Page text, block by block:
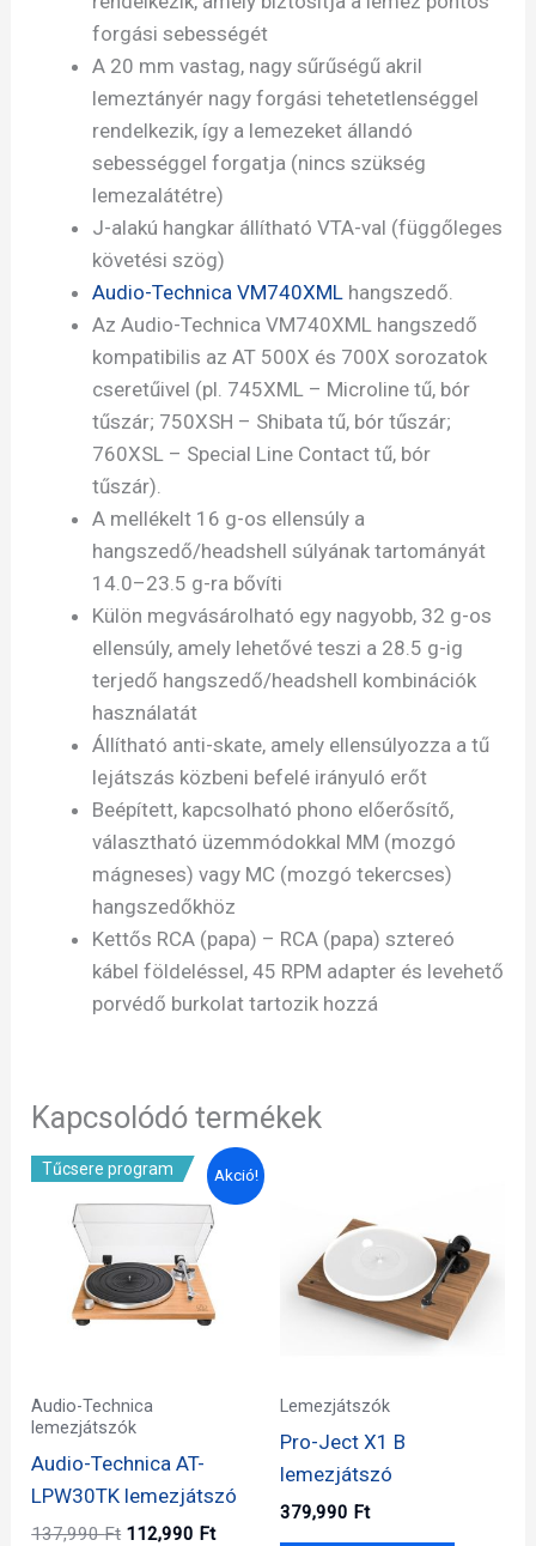
forgási sebességét
A 20 mm vastag, nagy sűrűségű akril
lemeztányér nagy forgási tehetetlenséggel
rendelkezik, így a lemezeket állandó
sebességgel forgatja (nincs szükség
lemezalátétre)
J-alakú hangkar állítható VTA-val (függőleges
követési szög)
Audio-Technica VM740XML hangszedő.
Az Audio-Technica VM740XML hangszedő
kompatibilis az AT 500X és 700X sorozatok
cseretűivel (pl. 745XML – Microline tű, bór
tűszár; 750XSH – Shibata tű, bór tűszár;
760XSL – Special Line Contact tű, bór
tűszár).
A mellékelt 16 g-os ellensúly a
hangszedő/headshell súlyának tartományát
14.0–23.5 g-ra bővíti
Külön megvásárolható egy nagyobb, 32 g-os
ellensúly, amely lehetővé teszi a 28.5 g-ig
terjedő hangszedő/headshell kombinációk
használatát
Állítható anti-skate, amely ellensúlyozza a tű
lejátszás közbeni befelé irányuló erőt
Beépített, kapcsolható phono előerősítő,
választható üzemmódokkal MM (mozgó
mágneses) vagy MC (mozgó tekercses)
hangszedőkhöz
Kettős RCA (papa) – RCA (papa) sztereó
kábel földeléssel, 45 RPM adapter és levehető
porvédő burkolat tartozik hozzá
Kapcsolódó termékek
Akció!
Tűcsere program
Audio-Technica
lemezjátszók
Audio-Technica AT-
LPW30TK lemezjátszó
137,990Ft Original
112,990 FtCurrent
Lemezjátszók
Pro-Ject X1 B
lemezjátszó
379,990 Ft